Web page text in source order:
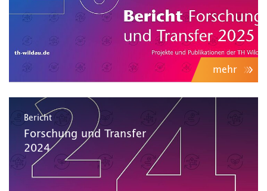
mehr
Bericht
Forschung und Transfer
2024